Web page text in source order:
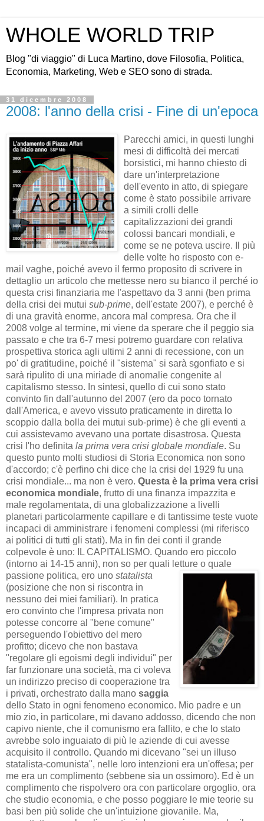
WHOLE WORLD TRIP
Blog "di viaggio" di Luca Martino, dove Filosofia, Politica,
Economia, Marketing, Web e SEO sono di strada.
31 dicembre 2008
2008: l'anno della crisi - Fine di un'epoca
Parecchi amici, in questi lunghi
mesi di difficoltà dei mercati
borsistici, mi hanno chiesto di
dare un'interpretazione
dell'evento in atto, di spiegare
come è stato possibile arrivare
a simili crolli delle
capitalizzazioni dei grandi
colossi bancari mondiali, e
come se ne poteva uscire. Il più
delle volte ho risposto con e-
mail vaghe, poiché avevo il fermo proposito di scrivere in
dettaglio un articolo che mettesse nero su bianco il perché io
questa crisi finanziaria me l'aspettavo da 3 anni (ben prima
della crisi dei mutui sub-prime, dell'estate 2007), e perché è
di una gravità enorme, ancora mal compresa. Ora che il
2008 volge al termine, mi viene da sperare che il peggio sia
passato e che tra 6-7 mesi potremo guardare con relativa
prospettiva storica agli ultimi 2 anni di recessione, con un
po' di gratitudine, poiché il "sistema" si sarà sgonfiato e si
sarà ripulito di una miriade di anomalie congenite al
capitalismo stesso. In sintesi, quello di cui sono stato
convinto fin dall'autunno del 2007 (ero da poco tornato
dall'America, e avevo vissuto praticamente in diretta lo
scoppio dalla bolla dei mutui sub-prime) è che gli eventi a
cui assistevamo avevano una portate disastrosa. Questa
crisi l'ho definita la prima vera crisi globale mondiale. Su
questo punto molti studiosi di Storia Economica non sono
d'accordo; c'è perfino chi dice che la crisi del 1929 fu una
crisi mondiale... ma non è vero. Questa è la prima vera crisi
economica mondiale, frutto di una finanza impazzita e
male regolamentata, di una globalizzazione a livelli
planetari particolarmente capillare e di tantissime teste vuote
incapaci di amministrare i fenomeni complessi (mi riferisco
ai politici di tutti gli stati). Ma in fin dei conti il grande
colpevole è uno: IL CAPITALISMO. Quando ero piccolo
(intorno ai 14-15 anni), non so per quali letture o quale
passione politica, ero uno statalista
(posizione che non si riscontra in
nessuno dei miei familiari). In pratica
ero convinto che l'impresa privata non
potesse concorre al "bene comune"
perseguendo l'obiettivo del mero
profitto; dicevo che non bastava
"regolare gli egoismi degli individui" per
far funzionare una società, ma ci voleva
un indirizzo preciso di cooperazione tra
i privati, orchestrato dalla mano saggia
dello Stato in ogni fenomeno economico. Mio padre e un
mio zio, in particolare, mi davano addosso, dicendo che non
capivo niente, che il comunismo era fallito, e che lo stato
avrebbe solo inguaiato di più le aziende di cui avesse
acquisito il controllo. Quando mi dicevano "sei un illuso
statalista-comunista", nelle loro intenzioni era un'offesa; per
me era un complimento (sebbene sia un ossimoro). Ed è un
complimento che rispolvero ora con particolare orgoglio, ora
che studio economia, e che posso poggiare le mie teorie su
basi ben più solide che un'intuizione giovanile. Ma,